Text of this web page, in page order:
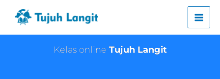
Lewati
konten
Kelas online Tujuh Langit